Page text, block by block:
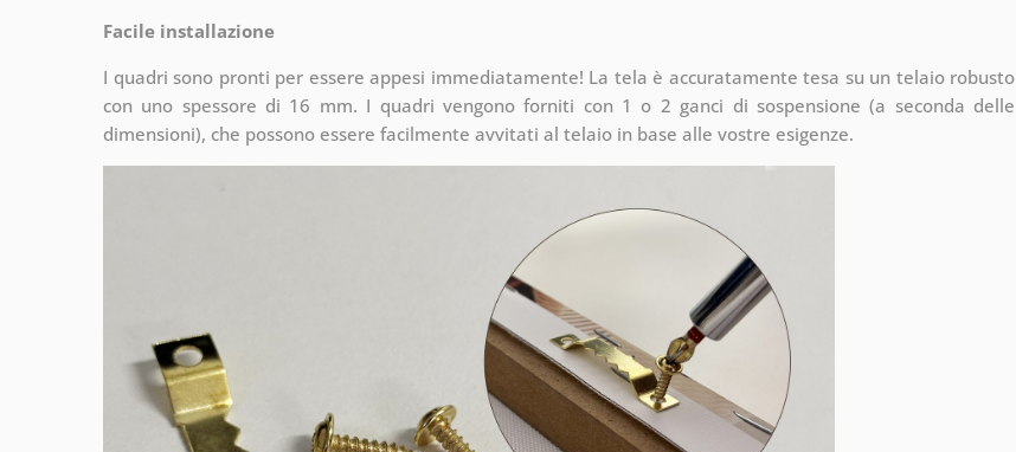
Facile installazione
I quadri sono pronti per essere appesi immediatamente! La tela è accuratamente tesa su un telaio robusto
con uno spessore di 16 mm. I quadri vengono forniti con 1 o 2 ganci di sospensione (a seconda delle
dimensioni), che possono essere facilmente avvitati al telaio in base alle vostre esigenze.